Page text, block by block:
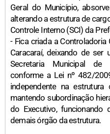
Geral do Município,
alterando a estrutura de
Controle Interno (SCI) da
- Fica criada a
Caracaraí, deixando de ser
Secretaria Municipal de
conforme a Lei nº 482/
independente na estrutura
mantendo subordinação
do Executivo,
demais órgão da estrutura.